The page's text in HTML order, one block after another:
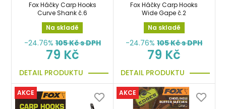
Fox Háčky Carp Hooks
Curve Shank č.6
Na skladě
-24.76% 105Kč s DPH
79 Kč
DETAIL PRODUKTU
Fox Háčky Carp Hooks
Wide Gape č.2
Na skladě
-24.76% 105Kč s DPH
79 Kč
DETAIL PRODUKTU
AKCE AKCE